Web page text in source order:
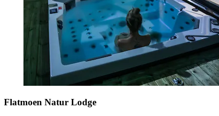
Flatmoen Natur Lodge